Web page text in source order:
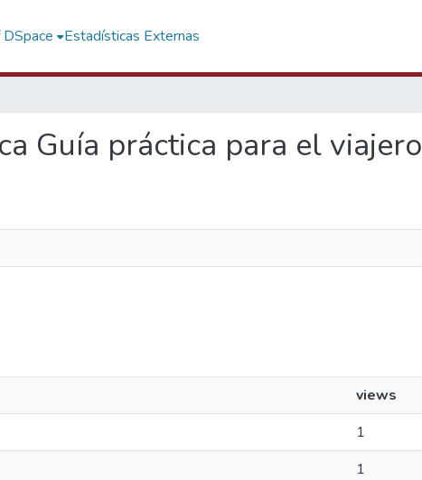
Estadísticas Externas
Guía práctica para el viajero
views
1
1